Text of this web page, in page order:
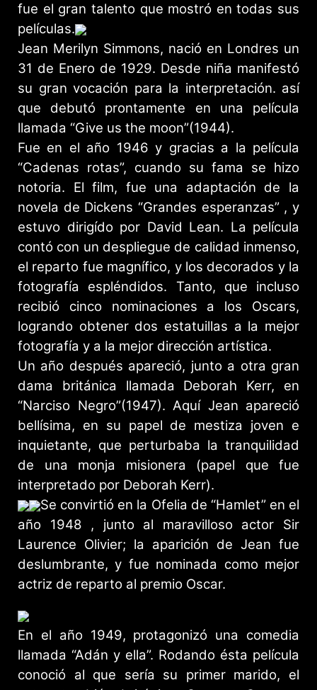
fue el gran talento que mostró en todas sus
películas.
Jean Merilyn Simmons, nació en Londres un
31 de Enero de 1929. Desde niña manifestó
su gran vocación para la interpretación. así
que debutó prontamente en una película
llamada “Give us the moon”(1944).
Fue en el año 1946 y gracias a la película
“Cadenas rotas”, cuando su fama se hizo
notoria. El film, fue una adaptación de la
novela de Dickens “Grandes esperanzas” , y
estuvo dirigído por David Lean. La película
contó con un despliegue de calidad inmenso,
el reparto fue magnífico, y los decorados y la
fotografía espléndidos. Tanto, que incluso
recibió cinco nominaciones a los Oscars,
logrando obtener dos estatuillas a la mejor
fotografía y a la mejor dirección artística.
Un año después apareció, junto a otra gran
dama británica llamada Deborah Kerr, en
“Narciso Negro”(1947). Aquí Jean apareció
bellísima, en su papel de mestiza joven e
inquietante, que perturbaba la tranquilidad
de una monja misionera (papel que fue
interpretado por Deborah Kerr).
Se convirtió en la Ofelia de “Hamlet” en el
año 1948 , junto al maravilloso actor Sir
Laurence Olivier; la aparición de Jean fue
deslumbrante, y fue nominada como mejor
actriz de reparto al premio Oscar.
En el año 1949, protagonizó una comedia
llamada “Adán y ella”. Rodando ésta película
conoció al que sería su primer marido, el